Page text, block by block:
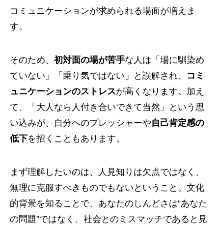
コミュニケーションが求められる場面が増えま
す。
そのため、 初対面の場が苦手な人は「場に馴染め
ていない」「乗り気ではない」と誤解され、 コミ
ュニケーションのストレスが高くなります。加え
て、「大人なら人付き合いできて当然」という思
い込みが、自分へのプレッシャーや自己肯定感の
低下を招くこともあります。
まず理解したいのは、人見知りは欠点ではなく、
無理に克服すべきものでもないということ。文化
的背景を知ることで、あなたのしんどさは“あなた
の問題”ではなく、社会とのミスマッチであると見